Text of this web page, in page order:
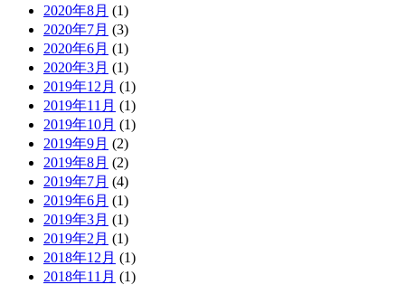
2020年8月 (1)
2020年7月 (3)
2020年6月 (1)
2020年3月 (1)
2019年12月 (1)
2019年11月 (1)
2019年10月 (1)
2019年9月 (2)
2019年8月 (2)
2019年7月 (4)
2019年6月 (1)
2019年3月 (1)
2019年2月 (1)
2018年12月 (1)
2018年11月 (1)